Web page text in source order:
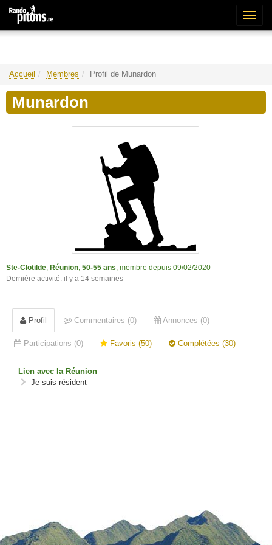
Accueil Membres Profil de Munardon
Munardon
Ste-Clotilde Réunion 50-55 ans , membre depuis 09/02/2020
Dernière activité: il y a 14 semaines
Profil Commentaires (0) Annonces (0)
Participations (0) Favoris (50) Complétées (30)
Lien avec la Réunion
Je suis résident